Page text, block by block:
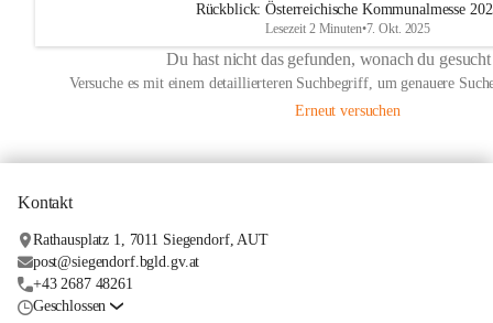
Rückblick: Österreichische Kommunalmesse
Lesezeit 2 Minuten•7. Okt. 2025
Du hast nicht das gefunden, wonach du gesucht
Versuche es mit einem detaillierteren Suchbegriff, um genauere
Erneut versuchen
Kontakt
Rathausplatz 1, 7011 Siegendorf, AUT
post@siegendorf.bgld.gv.at
+43 2687 48261
Geschlossen